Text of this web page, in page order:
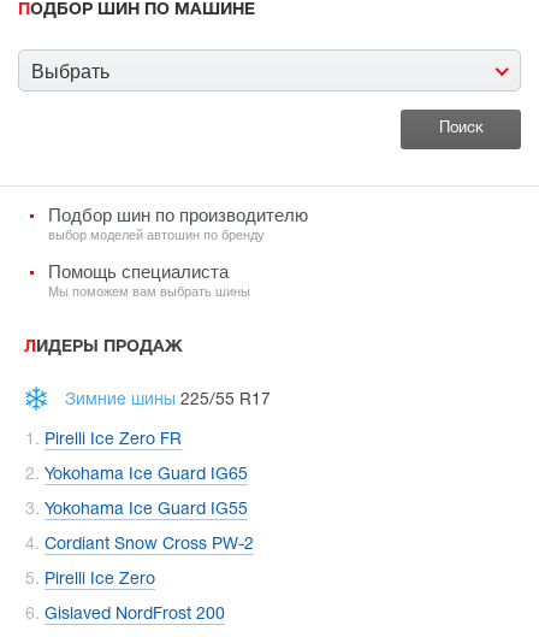
ПОДБОР ШИН ПО МАШИНЕ
Выбрать
Подбор шин по производителю
выбор моделей автошин по бренду
Помощь специалиста
Мы поможем вам выбрать шины
ЛИДЕРЫ ПРОДАЖ
Зимние шины 225/55 R17
Pirelli Ice Zero FR
Yokohama Ice Guard IG65
Yokohama Ice Guard IG55
Cordiant Snow Cross PW-2
Pirelli Ice Zero
Gislaved NordFrost 200